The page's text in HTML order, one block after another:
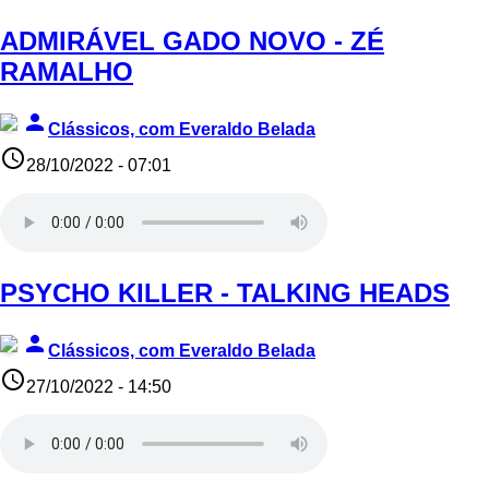
ADMIRÁVEL GADO NOVO - ZÉ
RAMALHO
person Clássicos, com Everaldo Belada
access_time28/10/2022 - 07:01
PSYCHO KILLER - TALKING HEADS
person Clássicos, com Everaldo Belada
access_time27/10/2022 - 14:50